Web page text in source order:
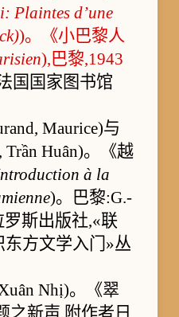
Plaintes d’une
)。《小巴黎人
),巴黎,1943
国国家图书馆
Maurice)与
Trần Huân)。《越
à la
)。巴黎:G.-
罗斯出版社,«联
方文学入门»丛
Nhị)。《翠
之新声,附作者日